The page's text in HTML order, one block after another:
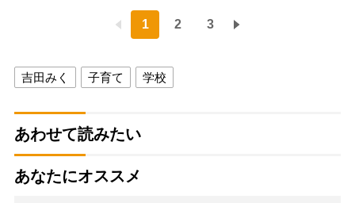
1 2 3
吉田みく 子育て 学校
あわせて読みたい
あなたにオススメ